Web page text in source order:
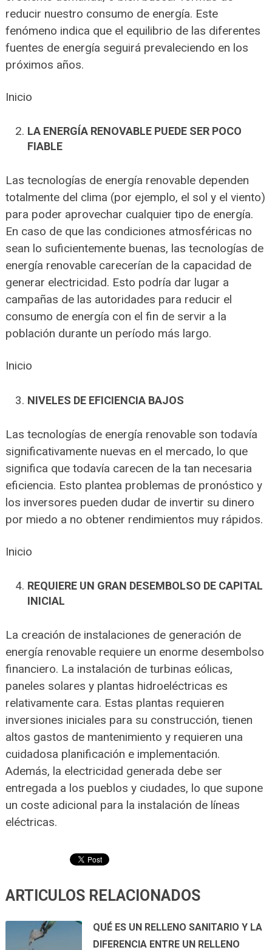
reducir nuestro consumo de energía. Este
fenómeno indica que el equilibrio de las diferentes
fuentes de energía seguirá prevaleciendo en los
próximos años.
Inicio
LA ENERGÍA RENOVABLE PUEDE SER POCO
FIABLE
Las tecnologías de energía renovable dependen
totalmente del clima (por ejemplo, el sol y el viento)
para poder aprovechar cualquier tipo de energía.
En caso de que las condiciones atmosféricas no
sean lo suficientemente buenas, las tecnologías de
energía renovable carecerían de la capacidad de
generar electricidad. Esto podría dar lugar a
campañas de las autoridades para reducir el
consumo de energía con el fin de servir a la
población durante un período más largo.
Inicio
NIVELES DE EFICIENCIA BAJOS
Las tecnologías de energía renovable son todavía
significativamente nuevas en el mercado, lo que
significa que todavía carecen de la tan necesaria
eficiencia. Esto plantea problemas de pronóstico y
los inversores pueden dudar de invertir su dinero
por miedo a no obtener rendimientos muy rápidos.
Inicio
REQUIERE UN GRAN DESEMBOLSO DE CAPITAL
INICIAL
La creación de instalaciones de generación de
energía renovable requiere un enorme desembolso
financiero. La instalación de turbinas eólicas,
paneles solares y plantas hidroeléctricas es
relativamente cara. Estas plantas requieren
inversiones iniciales para su construcción, tienen
altos gastos de mantenimiento y requieren una
cuidadosa planificación e implementación.
Además, la electricidad generada debe ser
entregada a los pueblos y ciudades, lo que supone
un coste adicional para la instalación de líneas
eléctricas.
ARTICULOS RELACIONADOS
QUÉ ES UN RELLENO SANITARIO Y LA
DIFERENCIA ENTRE UN RELLENO